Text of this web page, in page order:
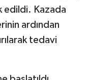
edildi. Kazada
ardından
tedavi